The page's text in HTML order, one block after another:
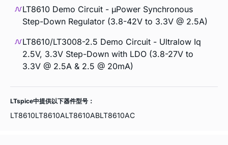
LT8610 Demo Circuit - µPower Synchronous
Step-Down Regulator (3.8-42V to 3.3V @ 2.5A)
LT8610/LT3008-2.5 Demo Circuit - Ultralow Iq
2.5V, 3.3V Step-Down with LDO (3.8-27V to
3.3V @ 2.5A & 2.5 @ 20mA)
LTspice中提供以下器件型号：
LT8610LT8610ALT8610ABLT8610AC